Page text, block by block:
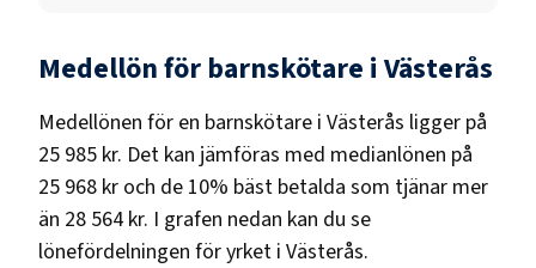
Medellön för barnskötare i Västerås
Medellönen för en barnskötare i Västerås ligger på
25 985 kr. Det kan jämföras med medianlönen på
25 968 kr och de 10% bäst betalda som tjänar mer
än 28 564 kr. I grafen nedan kan du se
lönefördelningen för yrket i Västerås.